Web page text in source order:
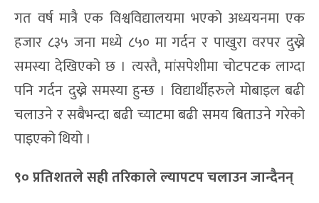
गत वर्ष मात्रै एक विश्वविद्यालयमा भएको अध्ययनमा एक
हजार ८३५ जना मध्ये ८५० मा गर्दन र पाखुरा वरपर दुख्ने
समस्या देखिएको छ । त्यस्तै, मांसपेशीमा चोटपटक लाग्दा
पनि गर्दन दुख्ने समस्या हुन्छ । विद्यार्थीहरुले मोबाइल बढी
चलाउने र सबैभन्दा बढी च्याटमा बढी समय बिताउने गरेको
पाइएको थियो ।
९० प्रतिशतलेसही तरिकालेल्यापटप चलाउन जान्दैनन्